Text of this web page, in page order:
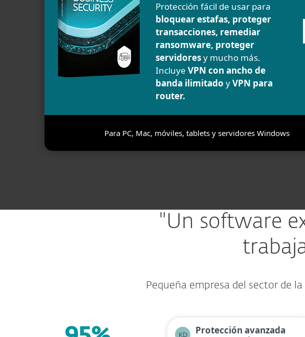
Protección fácil de usar para
bloquear estafas, proteger
transacciones, remediar
ransomware, proteger
servidoresy mucho más.
Incluye VPN con ancho de
banda ilimitado yVPN para
router.
Para PC, Mac, móviles, tablets y servidores Windows
"Un software
Pequeña empresa del sector de
Protección avanzada
KD